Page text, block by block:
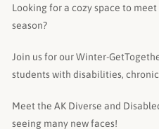
Looking for a cozy space to
season?
Join us for our Winter-
students with disabilities,
Meet the AK Diverse and
seeing many new faces!